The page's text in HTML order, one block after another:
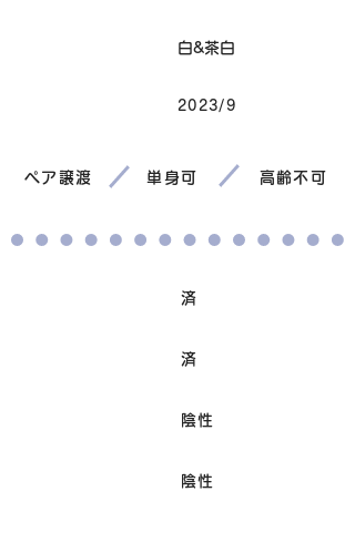
白&茶白
2023/9
ペア譲渡 単身可 高齢不可
済
済
陰性
陰性